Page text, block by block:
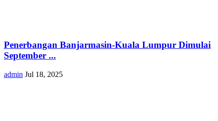
Penerbangan Banjarmasin-Kuala Lumpur Dimulai
September ...
admin Jul 18, 2025